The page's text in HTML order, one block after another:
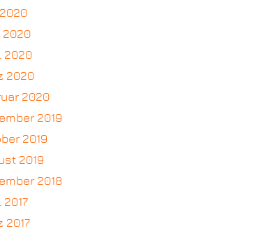
2020
2020
2020
2020
2019
2019
2019
2018
2017
2017